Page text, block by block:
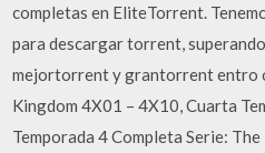
completas en EliteTorrent.
para descargar torrent,
mejortorrent y grantorrent entro
Kingdom 4X01 – 4X10, Cuarta
Temporada 4 Completa Serie: